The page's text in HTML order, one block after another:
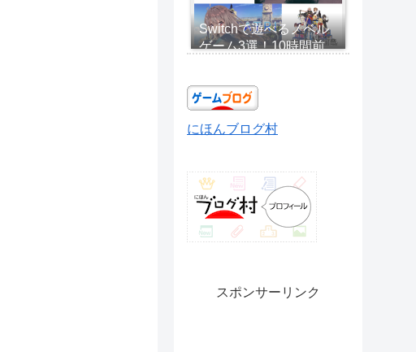
不便さ
Switchで遊べるノベル
ゲーム3選！10時間前
にほんブログ村
スポンサーリンク